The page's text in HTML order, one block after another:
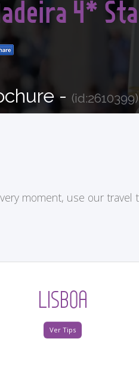
4*
- (id:2610399)
moment, use our
LISBOA
Ver Tips